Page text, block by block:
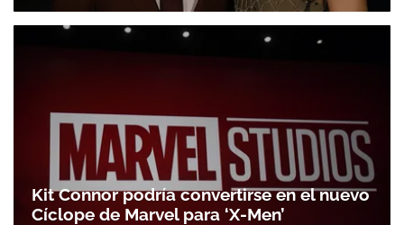
Kit Connor podría convertirse en el nuevo
Cíclope de Marvel para ‘X-Men’